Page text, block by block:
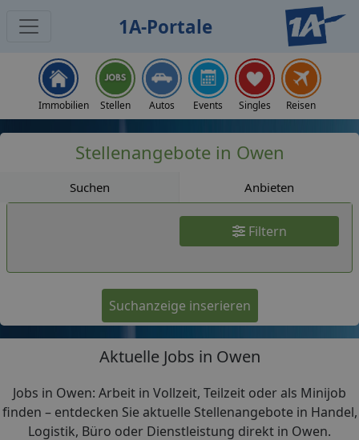
1A-Portale
Immobilien Stellen Autos Events Singles Reisen
Stellenangebote in Owen
Suchen Anbieten
Filtern
Suchanzeige inserieren
Aktuelle Jobs in Owen
Jobs in Owen: Arbeit in Vollzeit, Teilzeit oder als Minijob
finden – entdecken Sie aktuelle Stellenangebote in Handel,
Logistik, Büro oder Dienstleistung direkt in Owen.